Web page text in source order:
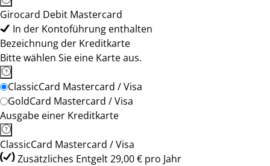
Girocard Debit Mastercard
In der Kontoführung enthalten
Bezeichnung der Kreditkarte
Bitte wählen Sie eine Karte aus.
ClassicCard Mastercard / Visa
GoldCard Mastercard / Visa
Ausgabe einer Kreditkarte
ClassicCard Mastercard / Visa
Zusätzliches Entgelt 29,00 € pro Jahr